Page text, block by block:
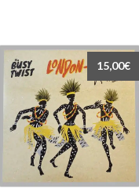
15,00€